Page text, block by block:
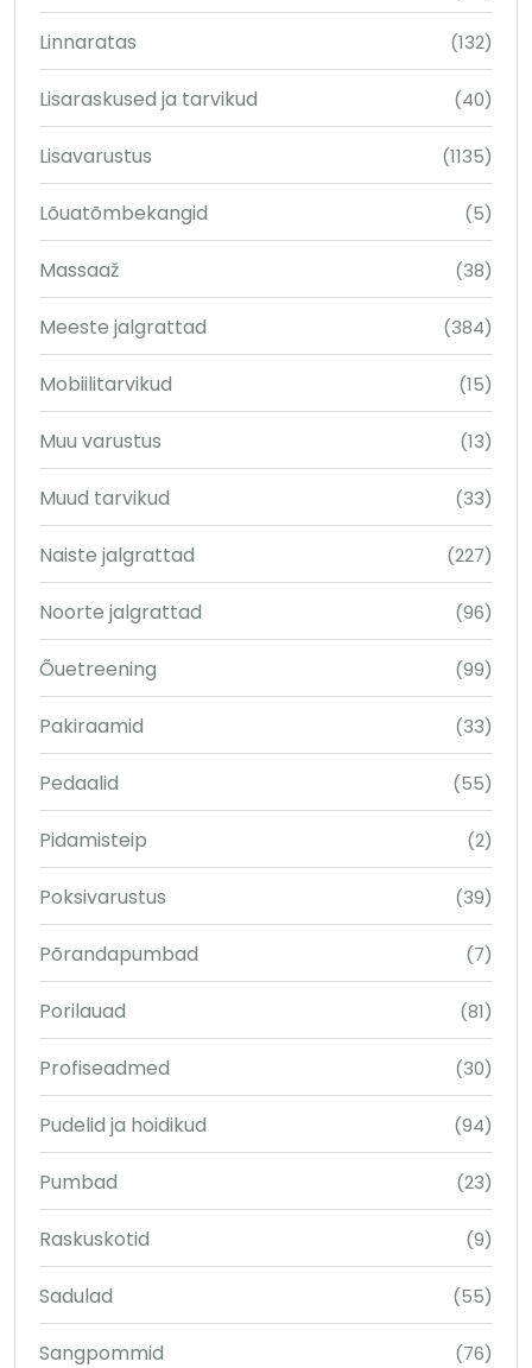
Linnaratas (132)
Lisaraskused ja tarvikud (40)
Lisavarustus (1135)
Lõuatõmbekangid (5)
Massaaž (38)
Meeste jalgrattad (384)
Mobiilitarvikud (15)
Muu varustus (13)
Muud tarvikud (33)
Naiste jalgrattad (227)
Noorte jalgrattad (96)
Õuetreening (99)
Pakiraamid (33)
Pedaalid (55)
Pidamisteip (2)
Poksivarustus (39)
Põrandapumbad (7)
Porilauad (81)
Profiseadmed (30)
Pudelid ja hoidikud (94)
Pumbad (23)
Raskuskotid (9)
Sadulad (55)
Sangpommid (76)